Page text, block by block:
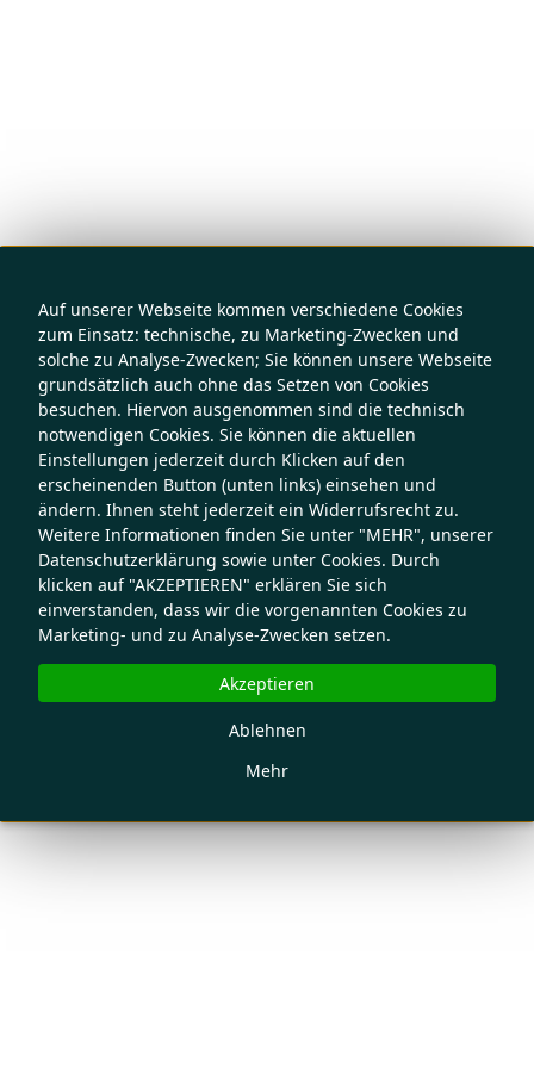
Auf unserer Webseite kommen verschiedene Cookies
zum Einsatz: technische, zu Marketing-Zwecken und
solche zu Analyse-Zwecken; Sie können unsere Webseite
grundsätzlich auch ohne das Setzen von Cookies
besuchen. Hiervon ausgenommen sind die technisch
notwendigen Cookies. Sie können die aktuellen
Einstellungen jederzeit durch Klicken auf den
erscheinenden Button (unten links) einsehen und
ändern. Ihnen steht jederzeit ein Widerrufsrecht zu.
Weitere Informationen finden Sie unter "MEHR", unserer
Datenschutzerklärung sowie unter Cookies. Durch
klicken auf "AKZEPTIEREN" erklären Sie sich
einverstanden, dass wir die vorgenannten Cookies zu
Marketing- und zu Analyse-Zwecken setzen.
Mehr
Ablehnen
Akzeptieren